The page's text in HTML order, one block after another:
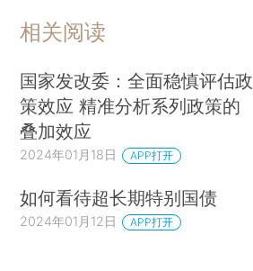
相关阅读
国家发改委：全面稳慎评估政
策效应 精准分析系列政策的
叠加效应
2024年01月18日 APP打开
如何看待超长期特别国债
2024年01月12日 APP打开